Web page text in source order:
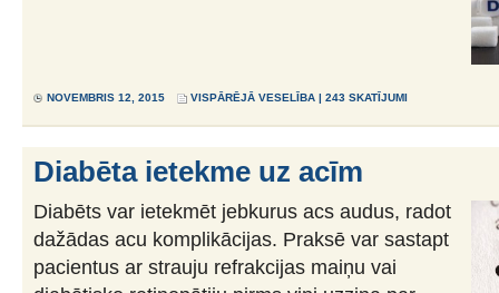
NOVEMBRIS 12, 2015 VISPĀRĒJĀ VESELĪBA | 243 SKATĪJUMI
Diabēta ietekme uz acīm
Diabēts var ietekmēt jebkurus acs audus, radot
dažādas acu komplikācijas. Praksē var sastapt
pacientus ar strauju refrakcijas maiņu vai